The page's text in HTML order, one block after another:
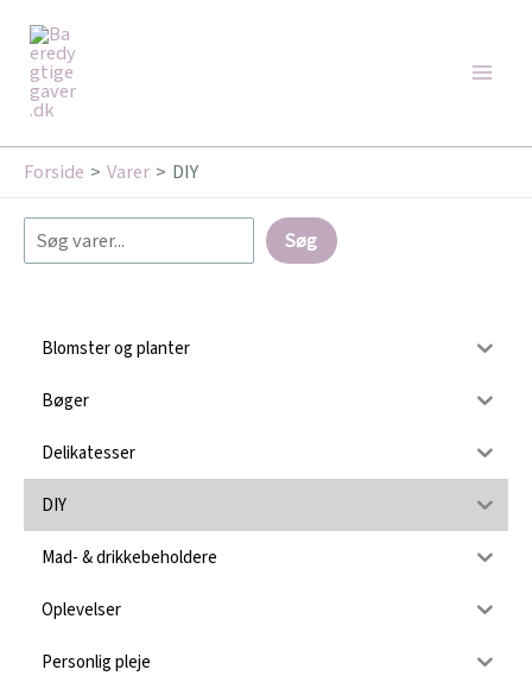
indholdet
Forside Varer DIY
Søg
Søg
Blomster og planter
Bøger
Delikatesser
DIY
Mad- & drikkebeholdere
Oplevelser
Personlig pleje